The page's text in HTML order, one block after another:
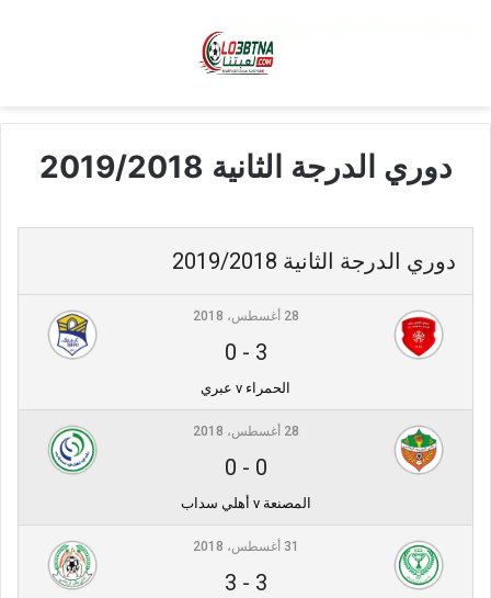
دوري الدرجة الثانية 2019/2018
دوري الدرجة الثانية 2019/2018
28 أغسطس، 2018
3
-
0
الحمراء v عبري
28 أغسطس، 2018
0
-
0
المصنعة v أهلي سداب
31 أغسطس، 2018
3
-
3